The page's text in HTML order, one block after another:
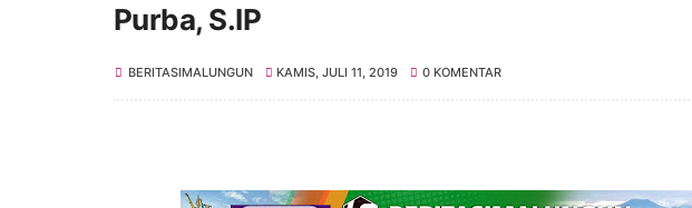
Purba, S.IP
BERITASIMALUNGUN KAMIS, JULI 11, 2019 0 KOMENTAR